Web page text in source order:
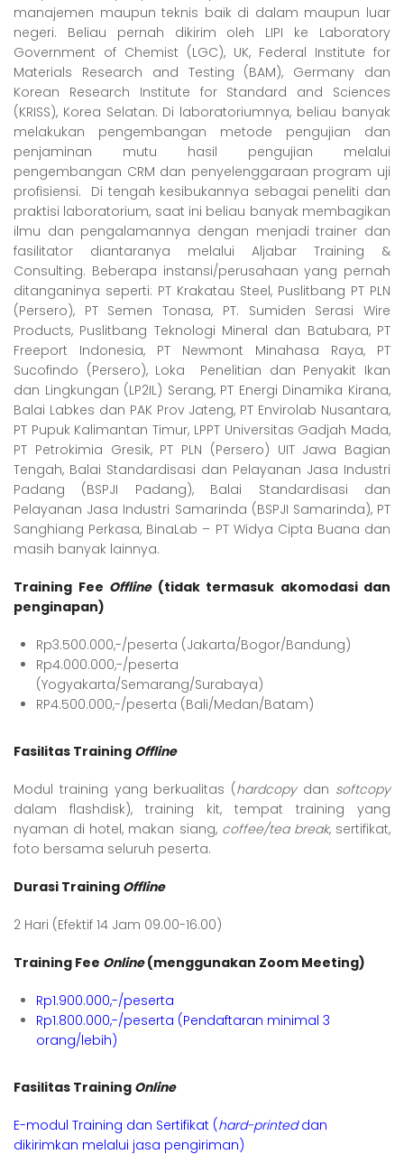
manajemen maupun teknis baik di dalam maupun luar
negeri. Beliau pernah dikirim oleh LIPI ke Laboratory
Government of Chemist (LGC), UK, Federal Institute for
Materials Research and Testing (BAM), Germany dan
Korean Research Institute for Standard and Sciences
(KRISS), Korea Selatan. Di laboratoriumnya, beliau banyak
melakukan pengembangan metode pengujian dan
penjaminan mutu hasil pengujian melalui
pengembangan CRM dan penyelenggaraan program uji
profisiensi. Di tengah kesibukannya sebagai peneliti dan
praktisi laboratorium, saat ini beliau banyak membagikan
ilmu dan pengalamannya dengan menjadi trainer dan
fasilitator diantaranya melalui Aljabar Training &
Consulting. Beberapa instansi/perusahaan yang pernah
ditanganinya seperti: PT Krakatau Steel, Puslitbang PT PLN
(Persero), PT Semen Tonasa, PT. Sumiden Serasi Wire
Products, Puslitbang Teknologi Mineral dan Batubara, PT
Freeport Indonesia, PT Newmont Minahasa Raya, PT
Sucofindo (Persero), Loka Penelitian dan Penyakit Ikan
dan Lingkungan (LP2IL) Serang, PT Energi Dinamika Kirana,
Balai Labkes dan PAK Prov Jateng, PT Envirolab Nusantara,
PT Pupuk Kalimantan Timur, LPPT Universitas Gadjah Mada,
PT Petrokimia Gresik, PT PLN (Persero) UIT Jawa Bagian
Tengah, Balai Standardisasi dan Pelayanan Jasa Industri
Padang (BSPJI Padang), Balai Standardisasi dan
Pelayanan Jasa Industri Samarinda (BSPJI Samarinda), PT
Sanghiang Perkasa, BinaLab – PT Widya Cipta Buana dan
masih banyak lainnya.
Training Fee Offline (tidak termasuk akomodasi dan
penginapan)
Rp3.500.000,-/peserta (Jakarta/Bogor/Bandung)
Rp4.000.000,-/peserta
(Yogyakarta/Semarang/Surabaya)
RP4.500.000,-/peserta (Bali/Medan/Batam)
Fasilitas Training Offline
Modul training yang berkualitas (hardcopydan softcopy
dalam flashdisk), training kit, tempat training yang
nyaman di hotel, makan siang, coffee/tea break, sertifikat,
foto bersama seluruh peserta.
Durasi Training Offline
2 Hari (Efektif 14 Jam 09.00-16.00)
Training Fee Online(menggunakan Zoom Meeting)
Rp1.900.000,-/peserta
Rp1.800.000,-/peserta (Pendaftaran minimal 3
orang/lebih)
Fasilitas Training Online
E-modul Training dan Sertifikat (hard-printeddan
dikirimkan melalui jasa pengiriman)